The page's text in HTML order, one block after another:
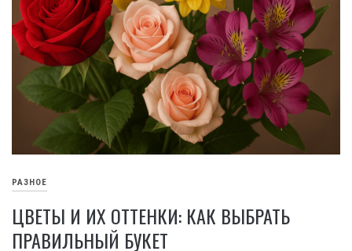
РАЗНОЕ
ЦВЕТЫ И ИХ ОТТЕНКИ: КАК ВЫБРАТЬ
ПРАВИЛЬНЫЙ БУКЕТ